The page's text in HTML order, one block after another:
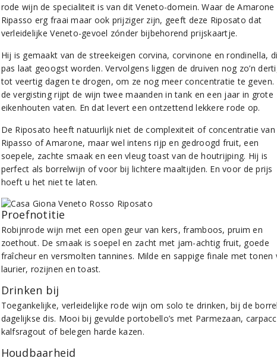
rode wijn de specialiteit is van dit Veneto-domein. Waar de Amarone
Ripasso erg fraai maar ook prijziger zijn, geeft deze Riposato dat
verleidelijke Veneto-gevoel zónder bijbehorend prijskaartje.
Hij is gemaakt van de streekeigen corvina, corvinone en rondinella,
pas laat geoogst worden. Vervolgens liggen de druiven nog zo’n
tot veertig dagen te drogen, om ze nog meer concentratie te geven.
de vergisting rijpt de wijn twee maanden in tank en een jaar in grote
eikenhouten vaten. En dat levert een ontzettend lekkere rode op.
De Riposato heeft natuurlijk niet de complexiteit of concentratie van
Ripasso of Amarone, maar wel intens rijp en gedroogd fruit, een
soepele, zachte smaak en een vleug toast van de houtrijping. Hij is
perfect als borrelwijn of voor bij lichtere maaltijden. En voor de prijs
hoeft u het niet te laten.
Proefnotitie
Robijnrode wijn met een open geur van kers, framboos, pruim en
zoethout. De smaak is soepel en zacht met jam-achtig fruit, goede
fraîcheur en versmolten tannines. Milde en sappige finale met tonen
laurier, rozijnen en toast.
Drinken bij
Toegankelijke, verleidelijke rode wijn om solo te drinken, bij de
dagelijkse dis. Mooi bij gevulde portobello’s met Parmezaan,
kalfsragout of belegen harde kazen.
Houdbaarheid